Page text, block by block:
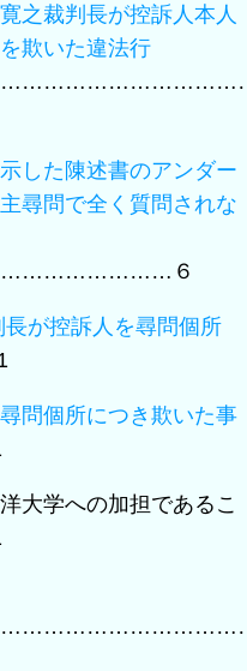
之裁判長が控訴人本人
欺いた違法行
した陳述書のアンダー
尋問で全く質問されな
６
が控訴人を尋問個所
問個所につき欺いた事
大学への加担であるこ